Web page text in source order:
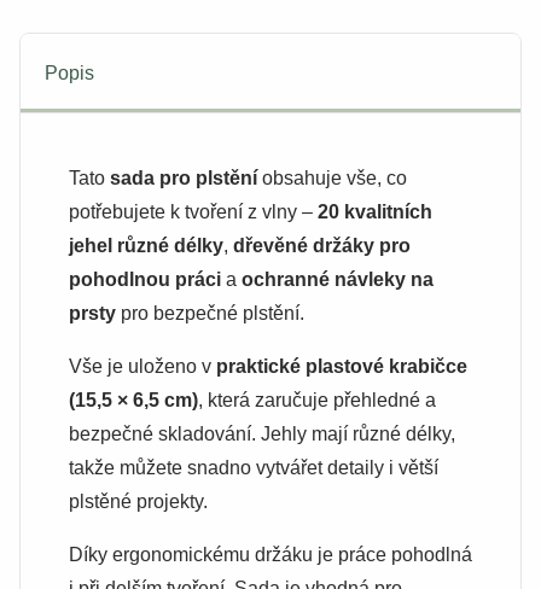
Popis
Tato sada pro plstění obsahuje vše, co
potřebujete k tvoření z vlny – 20 kvalitních
jehel různé délky, dřevěné držáky pro
pohodlnou práci a ochranné návleky na
prsty pro bezpečné plstění.
Vše je uloženo v praktické plastové krabičce
(15,5 × 6,5 cm), která zaručuje přehledné a
bezpečné skladování. Jehly mají různé délky,
takže můžete snadno vytvářet detaily i větší
plstěné projekty.
Díky ergonomickému držáku je práce pohodlná